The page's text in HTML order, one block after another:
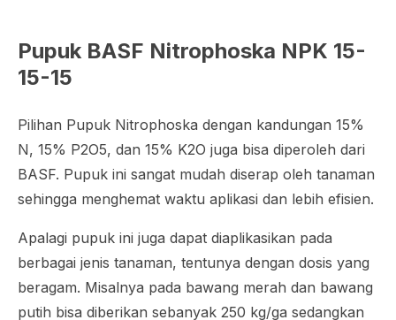
Pupuk BASF Nitrophoska NPK 15-
15-15
Pilihan Pupuk Nitrophoska dengan kandungan 15%
N, 15% P2O5, dan 15% K2O juga bisa diperoleh dari
BASF. Pupuk ini sangat mudah diserap oleh tanaman
sehingga menghemat waktu aplikasi dan lebih efisien.
Apalagi pupuk ini juga dapat diaplikasikan pada
berbagai jenis tanaman, tentunya dengan dosis yang
beragam. Misalnya pada bawang merah dan bawang
putih bisa diberikan sebanyak 250 kg/ga sedangkan